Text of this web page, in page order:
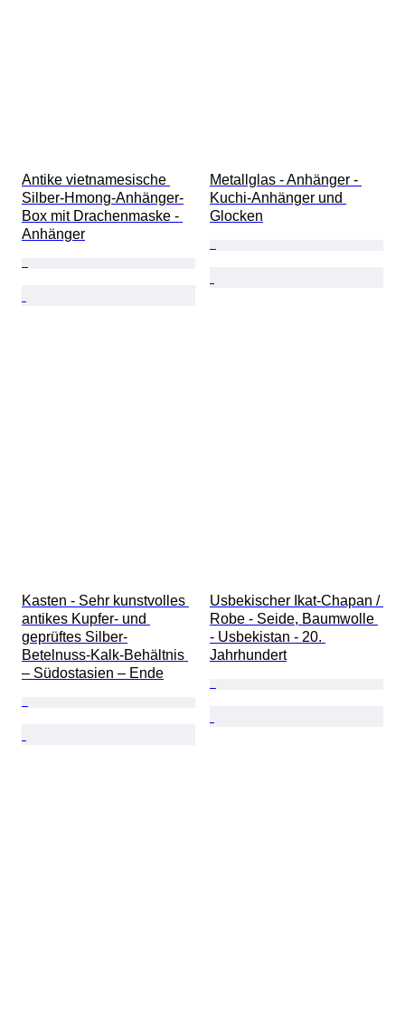
Antike vietnamesische
Silber-Hmong-Anhänger-
Box mit Drachenmaske -
Anhänger
Metallglas - Anhänger -
Kuchi-Anhänger und
Glocken
Kasten - Sehr kunstvolles
antikes Kupfer- und
geprüftes Silber-
Betelnuss-Kalk-Behältnis
– Südostasien – Ende
Usbekischer Ikat-Chapan /
Robe - Seide, Baumwolle
- Usbekistan - 20.
Jahrhundert